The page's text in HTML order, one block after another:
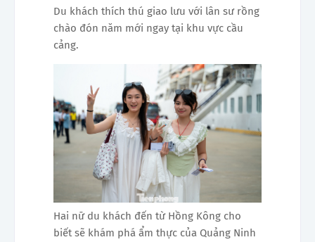
Du khách thích thú giao lưu với lân sư rồng
chào đón năm mới ngay tại khu vực cầu
cảng.
Hai nữ du khách đến từ Hồng Kông cho
biết sẽ khám phá ẩm thực của Quảng Ninh